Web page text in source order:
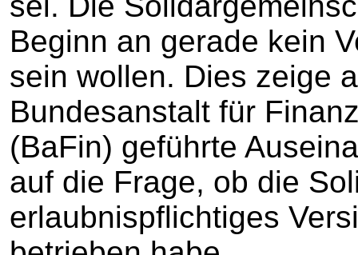
Beginn an gerade kein
sein wollen. Dies zeige
Bundesanstalt für
(BaFin) geführte
auf die Frage, ob die
erlaubnispflichtiges